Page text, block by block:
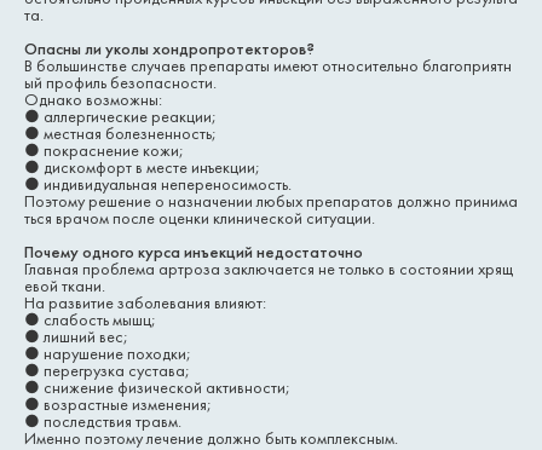
та.
Опасны ли уколы хондропротекторов?
В большинстве случаев препараты имеют относительно благоприятн
ый профиль безопасности.
Однако возможны:
● аллергические реакции;
● местная болезненность;
● покраснение кожи;
● дискомфорт в месте инъекции;
● индивидуальная непереносимость.
Поэтому решение о назначении любых препаратов должно принима
ться врачом после оценки клинической ситуации.
Почему одного курса инъекций недостаточно
Главная проблема артроза заключается не только в состоянии хрящ
евой ткани.
На развитие заболевания влияют:
● слабость мышц;
●лишний вес;
● нарушение походки;
● перегрузка сустава;
● снижение физической активности;
● возрастные изменения;
● последствия травм.
Именно поэтому лечение должно быть комплексным.